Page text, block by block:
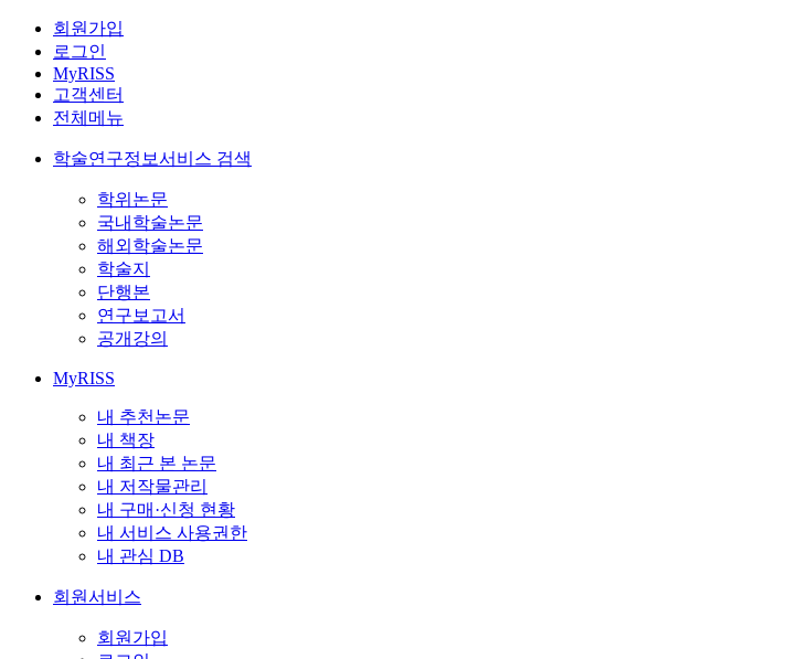
회원가입
로그인
MyRISS
고객센터
전체메뉴
학술연구정보서비스 검색
학위논문
국내학술논문
해외학술논문
학술지
단행본
연구보고서
공개강의
MyRISS
내 추천논문
내 책장
내 최근 본 논문
내 저작물관리
내 구매·신청 현황
내 서비스 사용권한
내 관심 DB
회원서비스
회원가입